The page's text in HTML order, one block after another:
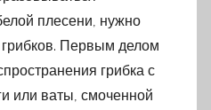
плесени, нужно
грибков. Первым делом
грибка с
или ваты, смоченной